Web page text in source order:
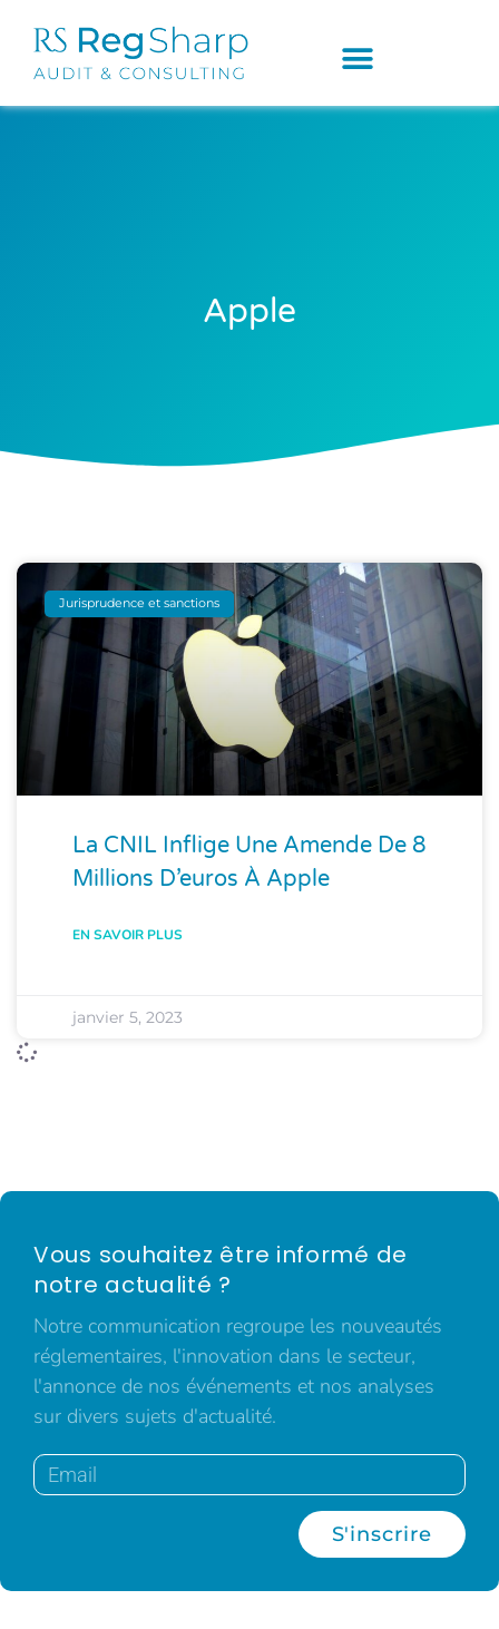
Apple
Jurisprudence et sanctions
La CNIL Inflige Une Amende De 8
Millions D’euros À Apple
EN SAVOIR PLUS
janvier 5, 2023
Vous souhaitez être informé de
notre actualité ?
Notre communication regroupe les nouveautés
réglementaires, l'innovation dans le secteur,
l'annonce de nos événements et nos analyses
sur divers sujets d'actualité.
S'inscrire